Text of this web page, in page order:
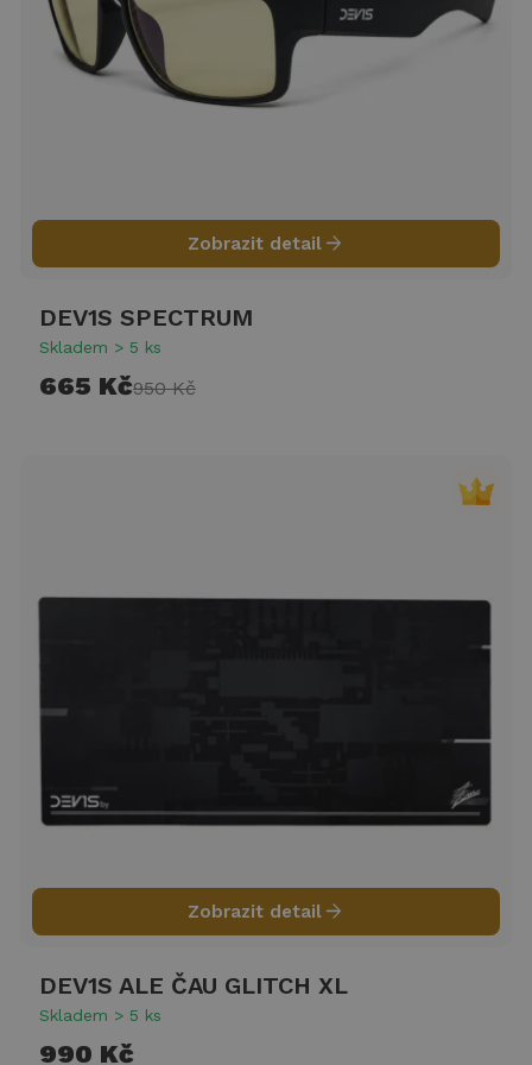
Zobrazit detailarrow_forward
DEV1S SPECTRUM
Skladem > 5 ks
665 Kč950 Kč
Zobrazit detailarrow_forward
DEV1S ALE ČAU GLITCH XL
Skladem > 5 ks
990 Kč